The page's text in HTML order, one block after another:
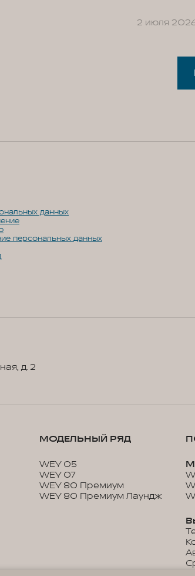
2 июля
данных
персональных данных
д. 2
МОДЕЛЬНЫЙ РЯД
WEY 05
WEY 07
WEY 80 Премиум
WEY 80 Премиум Лаундж